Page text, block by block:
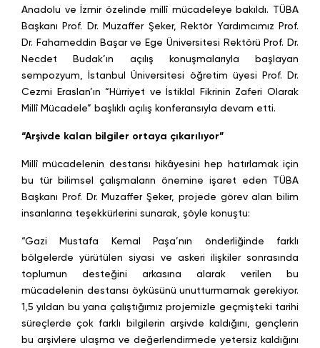
Anadolu ve İzmir özelinde millî mücadeleye bakıldı. TÜBA
Başkanı Prof. Dr. Muzaffer Şeker, Rektör Yardımcımız Prof.
Dr. Fahameddin Başar ve Ege Üniversitesi Rektörü Prof. Dr.
Necdet Budak’ın açılış konuşmalarıyla başlayan
sempozyum, İstanbul Üniversitesi öğretim üyesi Prof. Dr.
Cezmi Eraslan’ın “Hürriyet ve İstiklal Fikrinin Zaferi Olarak
Millî Mücadele” başlıklı açılış konferansıyla devam etti.
“Arşivde kalan bilgiler ortaya çıkarılıyor”
Millî mücadelenin destansı hikâyesini hep hatırlamak için
bu tür bilimsel çalışmaların önemine işaret eden TÜBA
Başkanı Prof. Dr. Muzaffer Şeker, projede görev alan bilim
insanlarına teşekkürlerini sunarak, şöyle konuştu:
“Gazi Mustafa Kemal Paşa’nın önderliğinde farklı
bölgelerde yürütülen siyasi ve askeri ilişkiler sonrasında
toplumun desteğini arkasına alarak verilen bu
mücadelenin destansı öyküsünü unutturmamak gerekiyor.
1,5 yıldan bu yana çalıştığımız projemizle geçmişteki tarihi
süreçlerde çok farklı bilgilerin arşivde kaldığını, gençlerin
bu arşivlere ulaşma ve değerlendirmede yetersiz kaldığını